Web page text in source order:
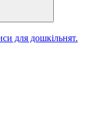
для дошкільнят.